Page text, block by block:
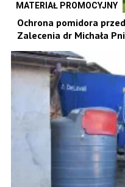
MATERIAŁ PROMOCYJNY
Ochrona pomidora
Zalecenia dr Michała